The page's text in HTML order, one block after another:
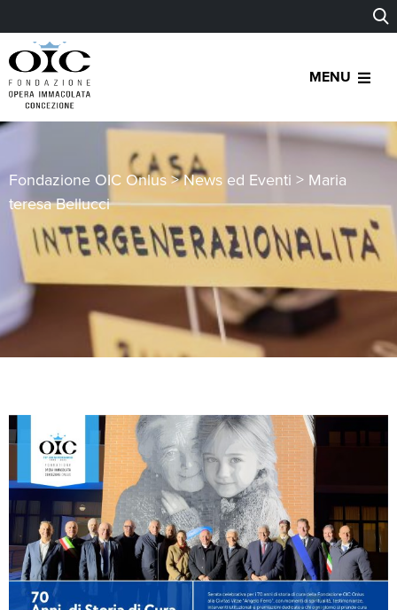
MENU
Fondazione OIC Onlus >News ed Eventi > Maria
teresa Bellucci